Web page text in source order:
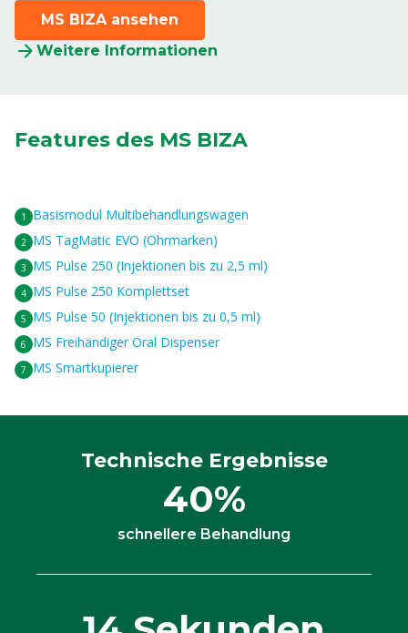
MS BIZA ansehen
Weitere Informationen
Features des MS BIZA
Basismodul Multibehandlungswagen
MS TagMatic EVO (Ohrmarken)
MS Pulse 250 (Injektionen bis zu 2,5 ml)
MS Pulse 250 Komplettset
MS Pulse 50 (Injektionen bis zu 0,5 ml)
MS Freihändiger Oral Dispenser
MS Smartkupierer
Technische Ergebnisse
40%
schnellere Behandlung